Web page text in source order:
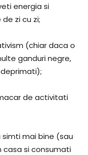
energia si
zi cu zi;
(chiar daca o
ganduri negre,
de activitati
mai bine (sau
si consumati